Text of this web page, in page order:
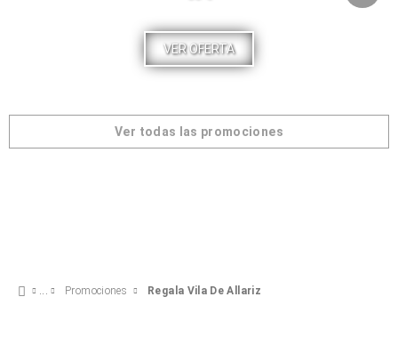
VER OFERTA
Ver todas las promociones
Promociones Regala Vila De Allariz